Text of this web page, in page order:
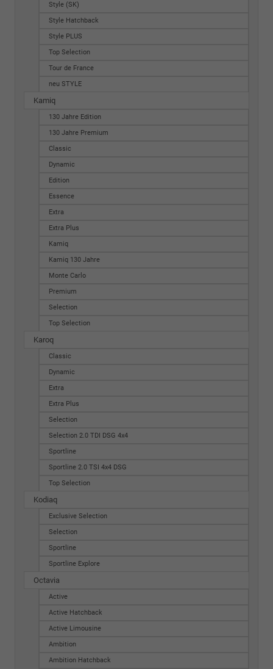
Style (SK)
Style Hatchback
Style PLUS
Top Selection
Tour de France
neu STYLE
Kamiq
130 Jahre Edition
130 Jahre Premium
Classic
Dynamic
Edition
Essence
Extra
Extra Plus
Kamiq
Kamiq 130 Jahre
Monte Carlo
Premium
Selection
Top Selection
Karoq
Classic
Dynamic
Extra
Extra Plus
Selection
Selection 2.0 TDI DSG 4x4
Sportline
Sportline 2.0 TSI 4x4 DSG
Top Selection
Kodiaq
Exclusive Selection
Selection
Sportline
Sportline Explore
Octavia
Active
Active Hatchback
Active Limousine
Ambition
Ambition Hatchback